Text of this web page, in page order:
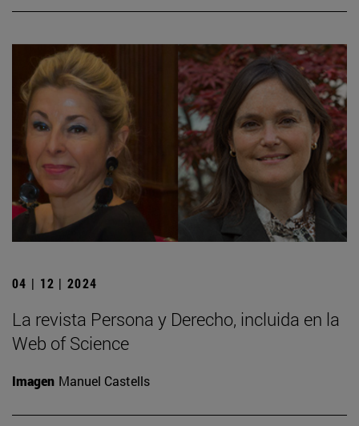
04 | 12 | 2024
La revista Persona y Derecho, incluida en la
Web of Science
Imagen Manuel Castells